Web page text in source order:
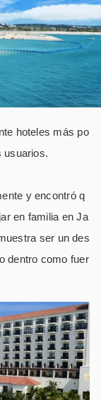
hoteles más po
usuarios.
y encontró q
en familia en Ja
ser un des
dentro como fuer